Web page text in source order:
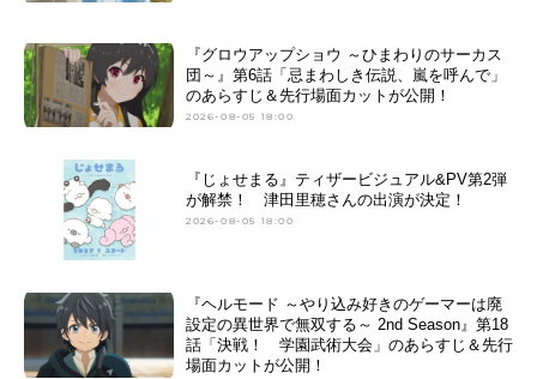
『グロウアップショウ ～ひまわりのサーカス
団～』第6話「忌まわしき伝説、嵐を呼んで」
のあらすじ＆先行場面カットが公開！
2026-08-05 18:00
『じょせまる』ティザービジュアル&PV第2弾
が解禁！ 津田里穂さんの出演が決定！
2026-08-05 18:00
『ヘルモード ～やり込み好きのゲーマーは廃
設定の異世界で無双する～ 2nd Season』第18
話「決戦！ 学園武術大会」のあらすじ＆先行
場面カットが公開！